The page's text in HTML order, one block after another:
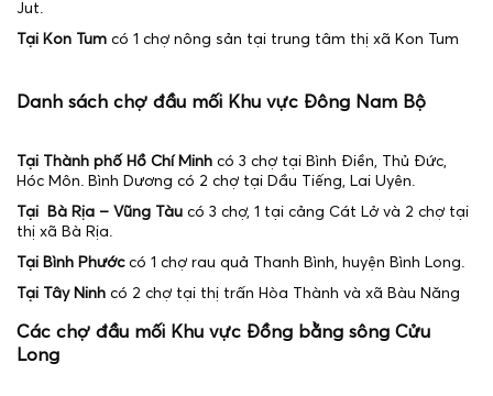
Jut.
Tại Kon Tum có 1 chợ nông sản tại trung tâm thị xã Kon Tum
Danh sách chợ đầu mối Khu vực Đông Nam Bộ
Tại Thành phố Hồ Chí Minh có 3 chợ tại Bình Điền, Thủ Đức,
Hóc Môn. Bình Dương có 2 chợ tại Dầu Tiếng, Lai Uyên.
Tại Bà Rịa – Vũng Tàu có 3 chợ, 1 tại cảng Cát Lở và 2 chợ tại
thị xã Bà Rịa.
Tại Bình Phướccó 1 chợ rau quả Thanh Bình, huyện Bình Long.
Tại Tây Ninh có 2 chợ tại thị trấn Hòa Thành và xã Bàu Năng
Các chợ đầu mối Khu vực Đồng bằng sông Cửu
Long